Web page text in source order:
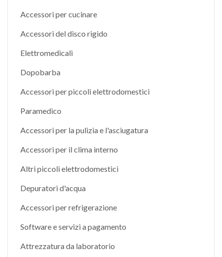
Accessori per cucinare
Accessori del disco rigido
Elettromedicali
Dopobarba
Accessori per piccoli elettrodomestici
Paramedico
Accessori per la pulizia e l'asciugatura
Accessori per il clima interno
Altri piccoli elettrodomestici
Depuratori d'acqua
Accessori per refrigerazione
Software e servizi a pagamento
Attrezzatura da laboratorio